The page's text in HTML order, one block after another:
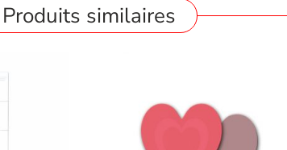
Produits similaires